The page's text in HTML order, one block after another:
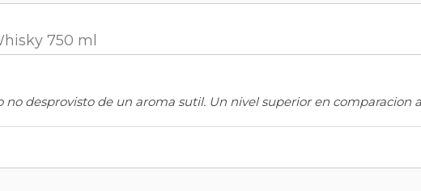
750 ml
desprovisto de un aroma sutil. Un nivel superior en comparacion